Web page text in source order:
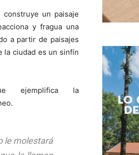
construye un paisaje
y fragua una
a partir de paisajes
la ciudad es un sinfín
ejemplifica la
le molestará